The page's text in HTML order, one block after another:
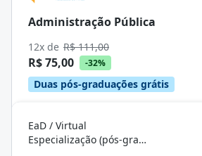
Administração Pública
12x de R$ 111,00
R$ 75,00 -32%
Duas pós-graduações grátis
EaD / Virtual
Especialização (pós-graduação)